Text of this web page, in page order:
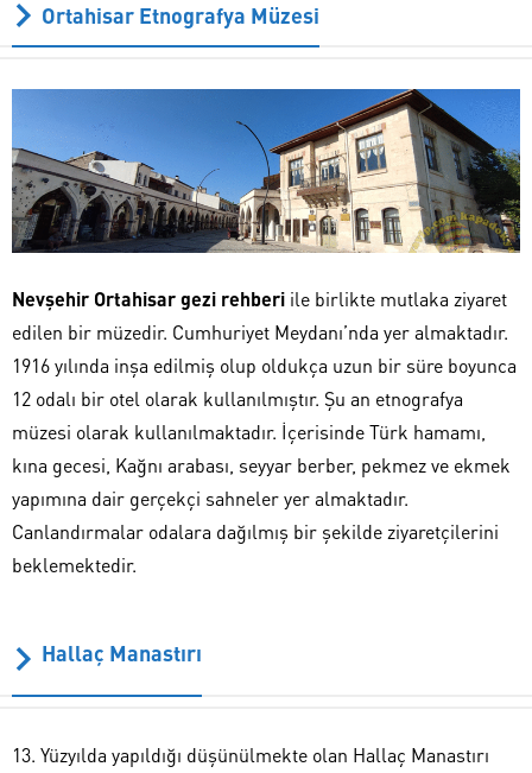
Ortahisar Etnografya Müzesi
Nevşehir Ortahisar gezi rehberi ile birlikte mutlaka ziyaret
edilen bir müzedir. Cumhuriyet Meydanı’nda yer almaktadır.
1916 yılında inşa edilmiş olup oldukça uzun bir süre boyunca
12 odalı bir otel olarak kullanılmıştır. Şu an etnografya
müzesi olarak kullanılmaktadır. İçerisinde Türk hamamı,
kına gecesi, Kağnı arabası, seyyar berber, pekmez ve ekmek
yapımına dair gerçekçi sahneler yer almaktadır.
Canlandırmalar odalara dağılmış bir şekilde ziyaretçilerini
beklemektedir.
Hallaç Manastırı
13. Yüzyılda yapıldığı düşünülmekte olan Hallaç Manastırı